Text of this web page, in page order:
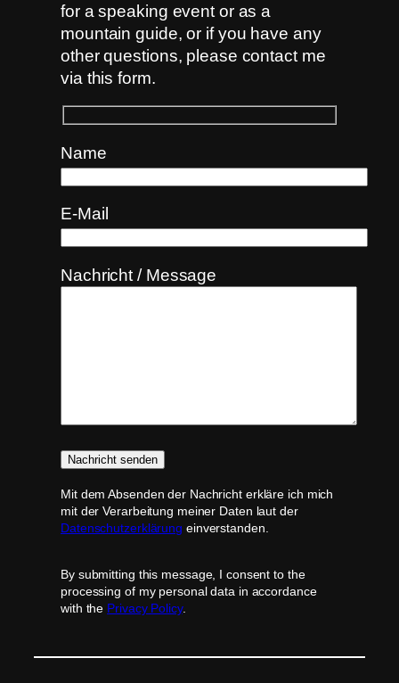
for a speaking event or as a
mountain guide, or if you have any
other questions, please contact me
via this form.
Name
E-Mail
Nachricht / Message
Mit dem Absenden der Nachricht erkläre ich mich
mit der Verarbeitung meiner Daten laut der
Datenschutzerklärung einverstanden.
By submitting this message, I consent to the
processing of my personal data in accordance
with the Privacy Policy.